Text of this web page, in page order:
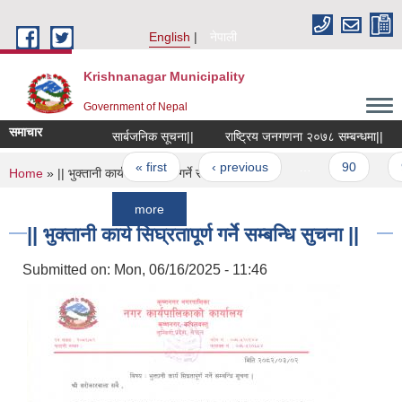
English
नेपाली
Krishnanagar Municipality
Government of Nepal
समाचार सार्बजनिक सूचना|| राष्ट्रिय जनगणना २०७८ सम्बन्धमा||
Pages
« first ‹ previous
more
You are here
Home » || भुक्तानी कार्य सिघ्रतापूर्ण गर्ने सम्बन्धि सुचना ||
|| भुक्तानी कार्य सिघ्रतापूर्ण गर्ने सम्बन्धि सुचना ||
Submitted on: Mon, 06/16/2025 - 11:46